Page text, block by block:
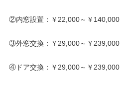
②内窓設置：￥22,000～￥140,000
③外窓交換：￥29,000～￥239,000
④ドア交換：￥29,000～￥239,000